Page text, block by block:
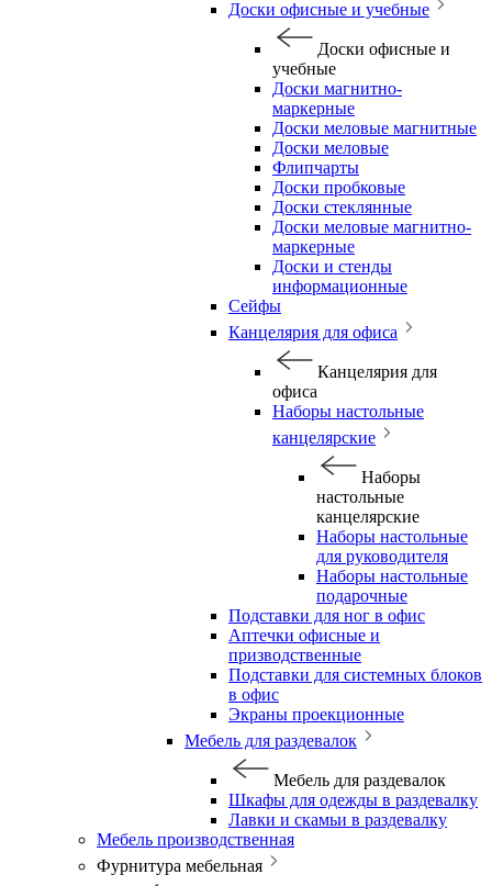
Доски офисные и учебные
Доски офисные и
учебные
Доски магнитно-
маркерные
Доски меловые магнитные
Доски меловые
Флипчарты
Доски пробковые
Доски стеклянные
Доски меловые магнитно-
маркерные
Доски и стенды
информационные
Сейфы
Канцелярия для офиса
Канцелярия для
офиса
Наборы настольные
канцелярские
Наборы
настольные
канцелярские
Наборы настольные
для руководителя
Наборы настольные
подарочные
Подставки для ног в офис
Аптечки офисные и
призводственные
Подставки для системных блоков
в офис
Экраны проекционные
Мебель для раздевалок
Мебель для раздевалок
Шкафы для одежды в раздевалку
Лавки и скамьи в раздевалку
Мебель производственная
Фурнитура мебельная